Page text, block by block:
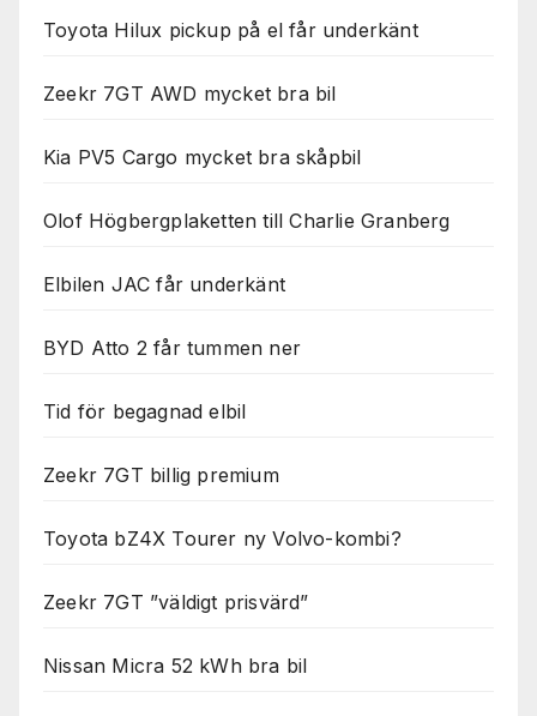
Toyota Hilux pickup på el får underkänt
Zeekr 7GT AWD mycket bra bil
Kia PV5 Cargo mycket bra skåpbil
Olof Högbergplaketten till Charlie Granberg
Elbilen JAC får underkänt
BYD Atto 2 får tummen ner
Tid för begagnad elbil
Zeekr 7GT billig premium
Toyota bZ4X Tourer ny Volvo-kombi?
Zeekr 7GT ”väldigt prisvärd”
Nissan Micra 52 kWh bra bil